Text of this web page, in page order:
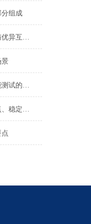
组成
拉力传感器：高可靠性与优异互换性的技术解析
景
试验机传感器：力学性能测试的核心组件解析
试验机传感器：选型要点、稳定性及分类详解